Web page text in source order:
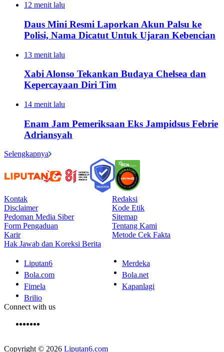
12 menit lalu
Daus Mini Resmi Laporkan Akun Palsu ke
Polisi, Nama Dicatut Untuk Ujaran Kebencian
13 menit lalu
Xabi Alonso Tekankan Budaya Chelsea dan
Kepercayaan Diri Tim
14 menit lalu
Enam Jam Pemeriksaan Eks Jampidsus Febrie
Adriansyah
Selengkapnya
Kontak
Redaksi
Disclaimer
Kode Etik
Pedoman Media Siber
Sitemap
Form Pengaduan
Tentang Kami
Karir
Metode Cek Fakta
Hak Jawab dan Koreksi Berita
Liputan6
Merdeka
Bola.com
Bola.net
Fimela
Kapanlagi
Brilio
Connect with us
Copyright © 2026 Liputan6.com